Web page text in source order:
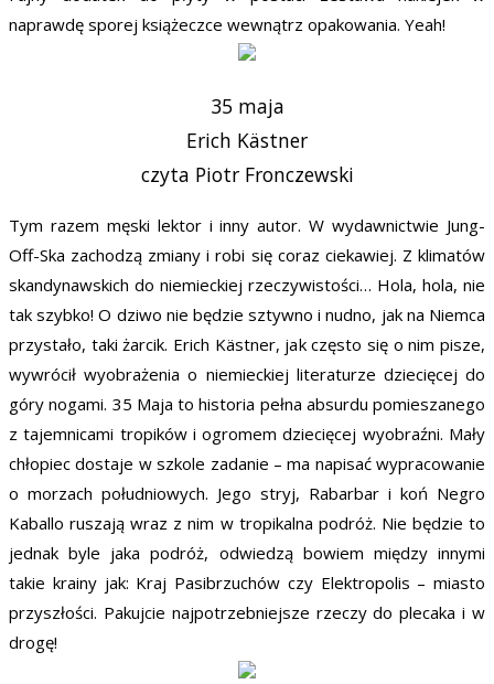
naprawdę sporej książeczce wewnątrz opakowania. Yeah!
35 maja
Erich Kästner
czyta Piotr Fronczewski
Tym razem męski lektor i inny autor. W wydawnictwie Jung-
Off-Ska zachodzą zmiany i robi się coraz ciekawiej. Z klimatów
skandynawskich do niemieckiej rzeczywistości… Hola, hola, nie
tak szybko! O dziwo nie będzie sztywno i nudno, jak na Niemca
przystało, taki żarcik. Erich Kästner, jak często się o nim pisze,
wywrócił wyobrażenia o niemieckiej literaturze dziecięcej do
góry nogami. 35 Maja to historia pełna absurdu pomieszanego
z tajemnicami tropików i ogromem dziecięcej wyobraźni. Mały
chłopiec dostaje w szkole zadanie – ma napisać wypracowanie
o morzach południowych. Jego stryj, Rabarbar i koń Negro
Kaballo ruszają wraz z nim w tropikalna podróż. Nie będzie to
jednak byle jaka podróż, odwiedzą bowiem między innymi
takie krainy jak: Kraj Pasibrzuchów czy Elektropolis – miasto
przyszłości. Pakujcie najpotrzebniejsze rzeczy do plecaka i w
drogę!